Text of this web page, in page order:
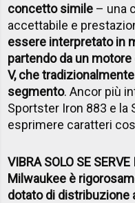
concetto simile – una
accettabile e
essere interpretato in
partendo da un
V, che
segmento. Ancor più
Sportster Iron 883 e la
esprimere caratteri
VIBRA SOLO SE
Milwaukee è
dotato di distribuzione